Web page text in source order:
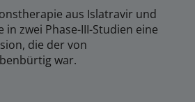
aus Islatravir und
zwei Phase-III-Studien eine
die der von
war.